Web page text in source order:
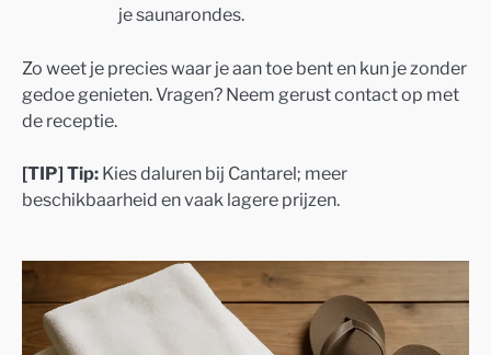
je saunarondes.
Zo weet je precies waar je aan toe bent en kun je zonder
gedoe genieten. Vragen? Neem gerust contact op met
de receptie.
[TIP] Tip: Kies daluren bij Cantarel; meer
beschikbaarheid en vaak lagere prijzen.